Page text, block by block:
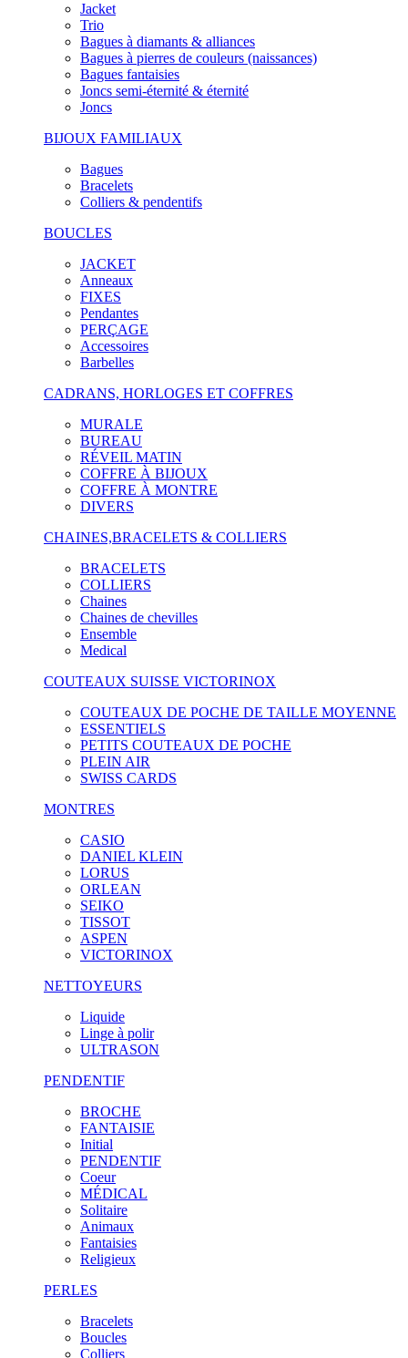
Jacket
Trio
Bagues à diamants & alliances
Bagues à pierres de couleurs (naissances)
Bagues fantaisies
Joncs semi-éternité & éternité
Joncs
BIJOUX FAMILIAUX
Bagues
Bracelets
Colliers & pendentifs
BOUCLES
JACKET
Anneaux
FIXES
Pendantes
PERÇAGE
Accessoires
Barbelles
CADRANS, HORLOGES ET COFFRES
MURALE
BUREAU
RÉVEIL MATIN
COFFRE À BIJOUX
COFFRE À MONTRE
DIVERS
CHAINES,BRACELETS & COLLIERS
BRACELETS
COLLIERS
Chaines
Chaines de chevilles
Ensemble
Medical
COUTEAUX SUISSE VICTORINOX
COUTEAUX DE POCHE DE TAILLE MOYENNE
ESSENTIELS
PETITS COUTEAUX DE POCHE
PLEIN AIR
SWISS CARDS
MONTRES
CASIO
DANIEL KLEIN
LORUS
ORLEAN
SEIKO
TISSOT
ASPEN
VICTORINOX
NETTOYEURS
Liquide
Linge à polir
ULTRASON
PENDENTIF
BROCHE
FANTAISIE
Initial
PENDENTIF
Coeur
MÉDICAL
Solitaire
Animaux
Fantaisies
Religieux
PERLES
Bracelets
Boucles
Colliers